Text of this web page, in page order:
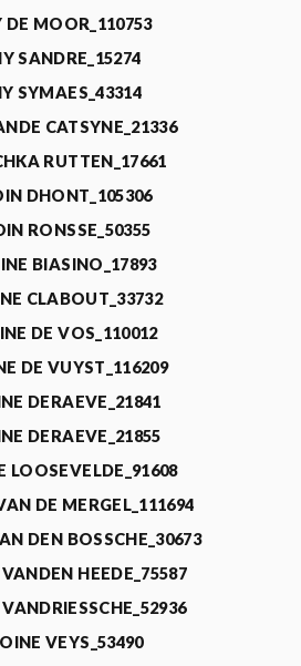
DE MOOR_110753
SANDRE_15274
SYMAES_43314
CATSYNE_21336
RUTTEN_17661
DHONT_105306
RONSSE_50355
BIASINO_17893
CLABOUT_33732
DE VOS_110012
DE VUYST_116209
DERAEVE_21841
DERAEVE_21855
LOOSEVELDE_91608
DE MERGEL_111694
DEN BOSSCHE_30673
HEEDE_75587
VEYS_53490